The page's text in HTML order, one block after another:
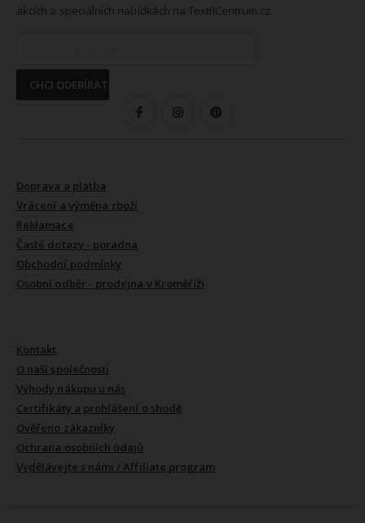
akcích a speciálních nabídkách na TextilCentrum.cz.
CHCI ODEBÍRAT
Doprava a platba
Vrácení a výměna zboží
Reklamace
Časté dotazy - poradna
Obchodní podmínky
Osobní odběr - prodejna v Kroměříži
Kontakt
O naší společnosti
Výhody nákupu u nás
Certifikáty a prohlášení o shodě
Ověřeno zákazníky
Ochrana osobních údajů
Vydělávejte s námi / Affiliate program